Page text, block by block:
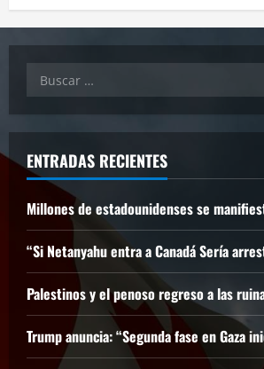
Buscar:
ENTRADAS RECIENTES
Millones de estadounidenses se
“Si Netanyahu entra a Canadá Sería
Palestinos y el penoso regreso a las
Trump anuncia: “Segunda fase en Gaza